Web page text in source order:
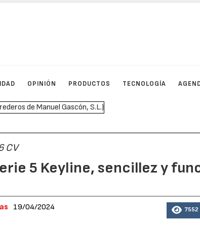
OPINIÓN PRODUCTOS TECNOLOGÍA
CV
5 Keyline, sencillez y
19/04/2024 7552